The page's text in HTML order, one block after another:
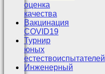
оценка
качества
Вакцинация
COVID19
Турнир
юных
естествоиспытателей
Инженерный